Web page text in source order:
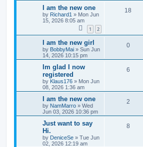
I am the new one
by Richard1 » Mon Jun
15, 2026 8:05 am
1 2
18
I am the new girl
by BobbyMai » Sun Jun
14, 2026 10:15 pm
0
Im glad I now
registered
by Klaus176 » Mon Jun
08, 2026 1:36 am
6
I am the new one
by NamMarro » Wed
Jun 03, 2026 10:36 pm
2
Just want to say
Hi.
by DeniceSe » Tue Jun
02, 2026 12:19 am
8